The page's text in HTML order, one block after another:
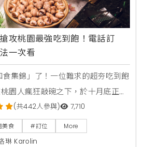
攻桃園最強吃到飽！電話訂
一次看
集錦」了！一位難求的超夯吃到飽
園人瘋狂敲碗之下，於十月底正式
廣場12樓。饗賓集團第一間餐廳
是從桃園起家，於近年來逐漸變成
台最難訂吃到飽話題名店，這次強
(共442人參與) 7,710
食 #訂位 More
琳 Karolin